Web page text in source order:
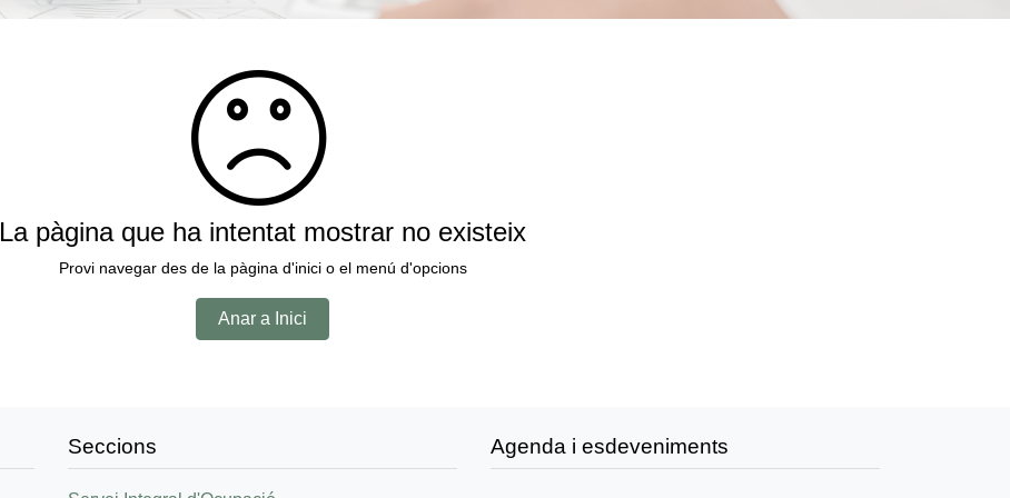
La pàgina que ha intentat mostrar no existeix
Provi navegar des de la pàgina d'inici o el menú d'opcions
Anar a Inici
Seccions Agenda i esdeveniments